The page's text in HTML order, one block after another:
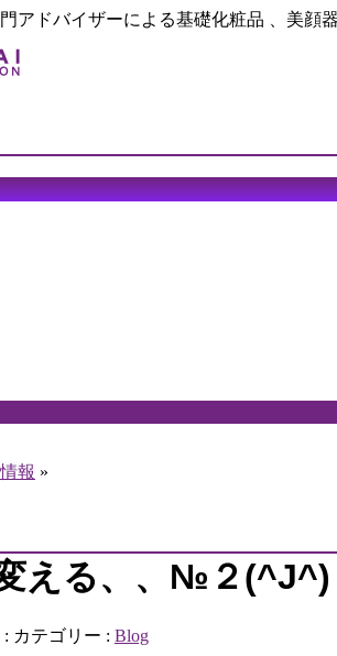
アドバイザーによる基礎化粧品 、美顔
報 »
える、、№２(^J^)
: カテゴリー : Blog